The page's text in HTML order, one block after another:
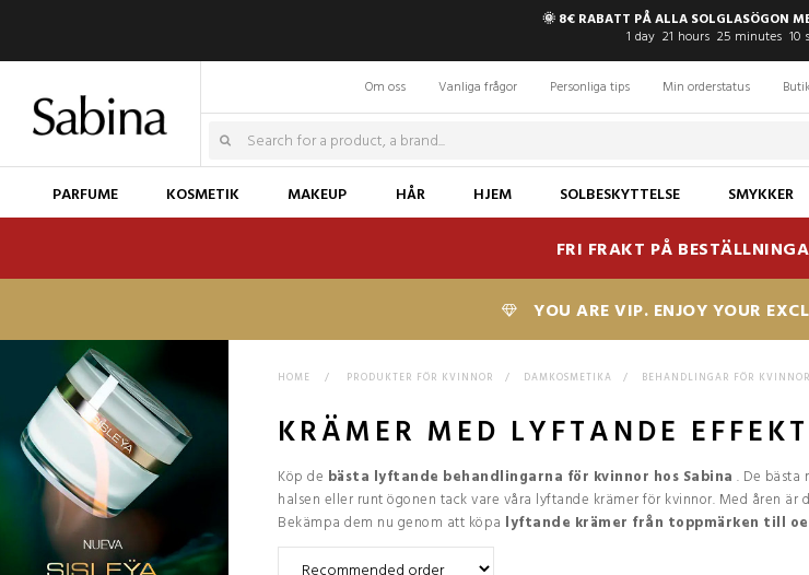
🌞 8€ RABATT PÅ ALLA SOLGLASÖGON
1 day 21 hours 25 minutes 9
Om oss Vanliga frågor Personliga tips Min orderstatus
PARFUME KOSMETIK MAKEUP HÅR HJEM SOLBESKYTTELSE SMYKKER
FRI FRAKT PÅ
YOU ARE VIP. ENJOY YOUR
HOME > PRODUKTER FÖR KVINNOR > DAMKOSMETIKA > BEHANDLINGAR FÖR KVINNOR
KRÄMER MED LYFTANDE
Köp de bästa lyftande behandlingarna för kvinnor hos Sabina . De bästa
halsen eller runt ögonen tack vare våra lyftande krämer för kvinnor. Med åren
Bekämpa dem nu genom att köpa lyftande krämer från toppmärken till